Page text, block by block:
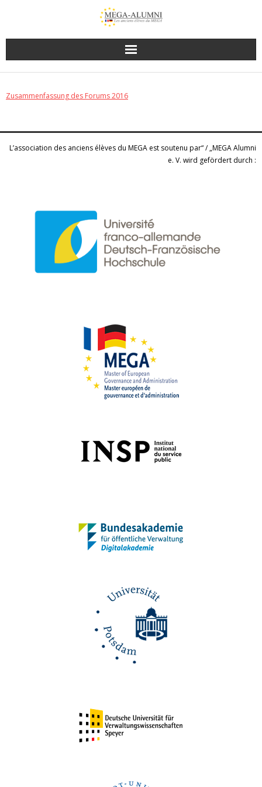
Zusammenfassung des Forums 2016
L’association des anciens élèves du MEGA est soutenu par“ / „MEGA Alumni
e. V. wird gefördert durch :